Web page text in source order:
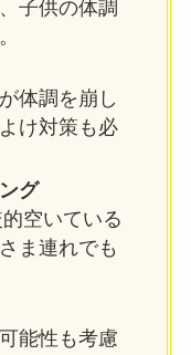
子供の体調
体調を崩し
け対策も必
グ
空いている
ま連れでも
能性も考慮